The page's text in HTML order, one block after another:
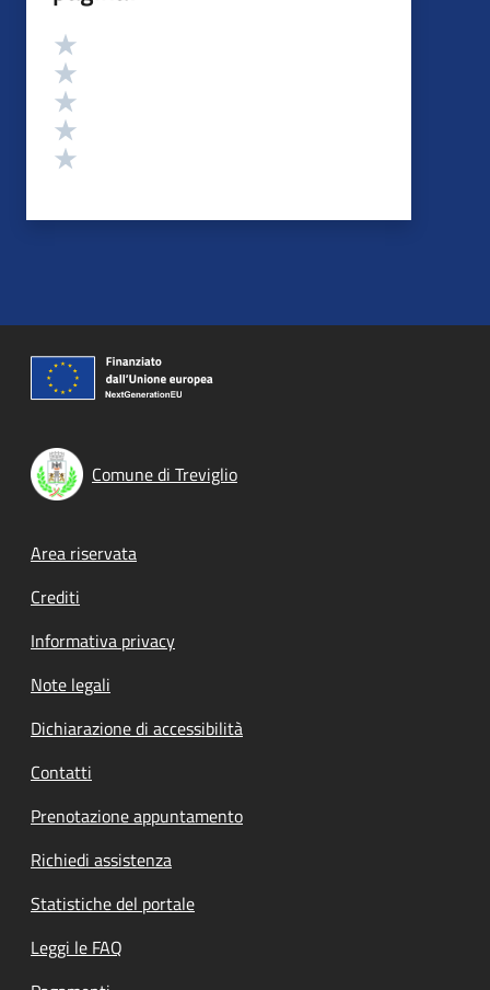
Valutazione
Comune di Treviglio
Footer menu
Area riservata
Crediti
Informativa privacy
Note legali
Dichiarazione di accessibilità
Contatti
Prenotazione appuntamento
Richiedi assistenza
Statistiche del portale
Leggi le FAQ